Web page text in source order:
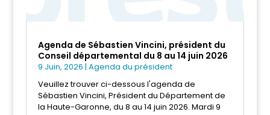
Agenda de Sébastien Vincini, président du
Conseil départemental du 8 au 14 juin 2026
9 Juin, 2026 | Agenda du président
Veuillez trouver ci-dessous l'agenda de
Sébastien Vincini, Président du Département de
la Haute-Garonne, du 8 au 14 juin 2026. Mardi 9